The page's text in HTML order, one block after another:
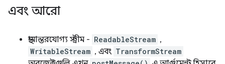
এবং আরো
স্থানান্তরযোগ্য স্ট্রীম - ReadableStream ,
WritableStream , এবং TransformStream